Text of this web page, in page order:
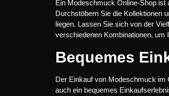
Ein Modeschmuck Online-Shop ist
Durchstöbern Sie die Kollektionen
liegen. Lassen Sie sich von der
verschiedenen Kombinationen, um
Bequemes
Der Einkauf von Modeschmuck im
auch ein bequemes